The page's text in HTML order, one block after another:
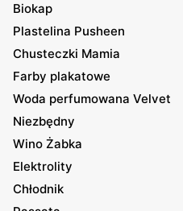
Biokap
Plastelina Pusheen
Chusteczki Mamia
Farby plakatowe
Woda perfumowana Velvet
Niezbędny
Wino Żabka
Elektrolity
Chłodnik